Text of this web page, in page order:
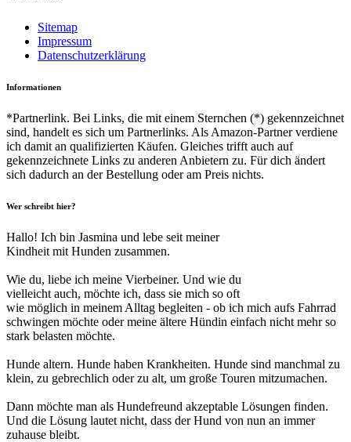
Sitemap
Impressum
Datenschutzerklärung
Informationen
*Partnerlink. Bei Links, die mit einem Sternchen (*) gekennzeichnet
sind, handelt es sich um Partnerlinks. Als Amazon-Partner verdiene
ich damit an qualifizierten Käufen. Gleiches trifft auch auf
gekennzeichnete Links zu anderen Anbietern zu. Für dich ändert
sich dadurch an der Bestellung oder am Preis nichts.
Wer schreibt hier?
Hallo! Ich bin Jasmina und lebe seit meiner
Kindheit mit Hunden zusammen.
Wie du, liebe ich meine Vierbeiner. Und wie du
vielleicht auch, möchte ich, dass sie mich so oft
wie möglich in meinem Alltag begleiten - ob ich mich aufs Fahrrad
schwingen möchte oder meine ältere Hündin einfach nicht mehr so
stark belasten möchte.
Hunde altern. Hunde haben Krankheiten. Hunde sind manchmal zu
klein, zu gebrechlich oder zu alt, um große Touren mitzumachen.
Dann möchte man als Hundefreund akzeptable Lösungen finden.
Und die Lösung lautet nicht, dass der Hund von nun an immer
zuhause bleibt.